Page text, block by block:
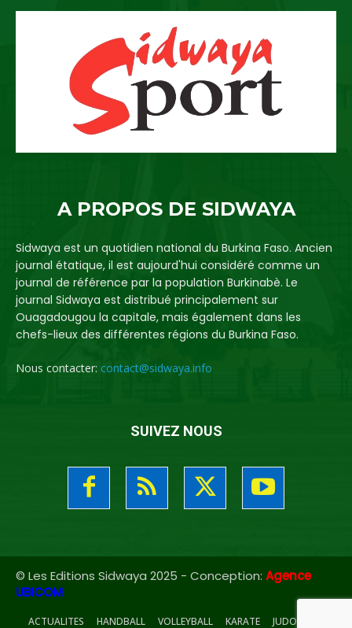
A PROPOS DE SIDWAYA
Sidwaya est un quotidien national du Burkina Faso. Ancien
journal étatique, il est aujourd'hui considéré comme un
journal de référence par la population Burkinabè. Le
journal Sidwaya est distribué principalement sur
Ouagadougou la capitale, mais également dans les
chefs-lieux des différentes régions du Burkina Faso.
Nous contacter: contact@sidwaya.info
SUIVEZ NOUS
© Les Editions Sidwaya 2025 - Conception: Agence
UBICOM
ACTUALITES HANDBALL VOLLEYBALL KARATE JUDO